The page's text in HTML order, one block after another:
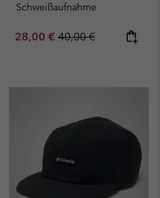
Schweißaufnahme
Sale price:
28,00 € Regular price:
40,00 €